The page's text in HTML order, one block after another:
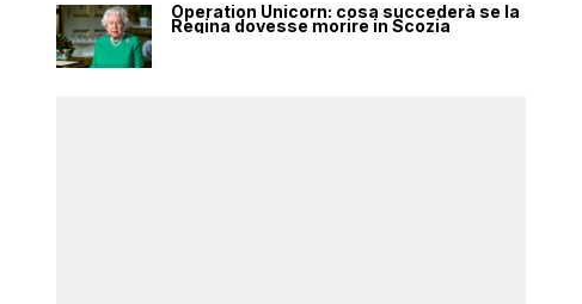
Operation Unicorn: cosa succederà se la
Regina dovesse morire in Scozia